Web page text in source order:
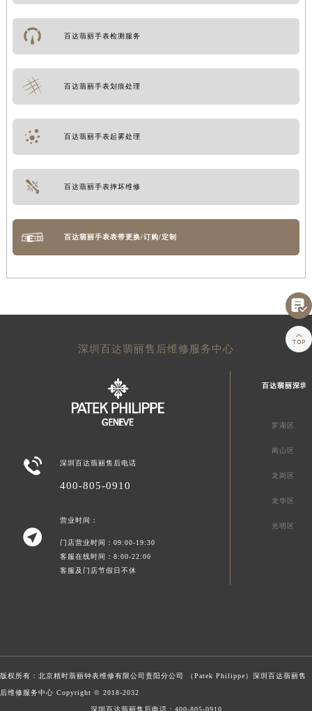
百达翡丽手表检测服务
百达翡丽手表划痕处理
百达翡丽手表起雾处理
百达翡丽手表摔坏维修
百达翡丽手表表带更换/订购/定制
深圳百达翡丽售后维修服务中心
 深圳百达翡丽售后电话
400-805-0910

营业时间：
门店营业时间：09:00-19:30
客服在线时间：8:00-22:00
客服及门店节假日不休
百达翡丽深圳
罗湖区
南山区
龙岗区
龙华区
光明区
版权所有：北京精时翡丽钟表维修有限公司贵阳分公司 （Patek Philippe） 深圳百达翡丽售
后维修服务中心 Copyright © 2018-2032
深圳百达翡丽售后电话： 400-805-0910

